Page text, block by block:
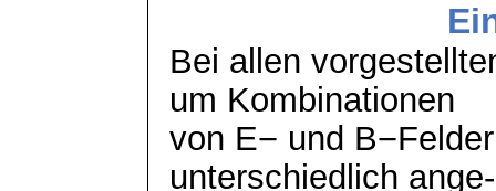
Bei allen
um Kombinationen
von E− und
unterschiedlich ange-